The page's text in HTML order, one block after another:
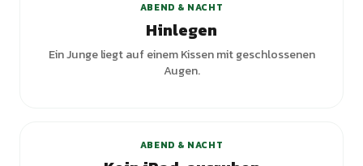
ABEND & NACHT
Hinlegen
Ein Junge liegt auf einem Kissen mit geschlossenen
Augen.
ABEND & NACHT